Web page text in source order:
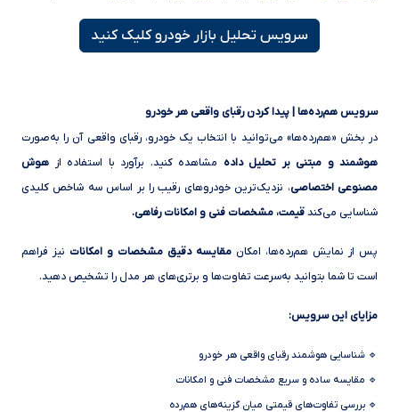
سرویس تحلیل بازار خودرو کلیک کنید
سرویس هم‌رده‌ها | پیدا کردن رقبای واقعی هر خودرو
در بخش «هم‌رده‌ها» می‌توانید با انتخاب یک خودرو، رقبای واقعی آن را به‌صورت
هوشمند و مبتنی بر تحلیل داده مشاهده کنید. برآورد با استفاده از هوش
مصنوعی اختصاصی، نزدیک‌ترین خودروهای رقیب را بر اساس سه شاخص کلیدی
شناسایی می‌کندقیمت، مشخصات فنی و امکانات رفاهی.
پس از نمایش هم‌رده‌ها، امکان مقایسه دقیق مشخصات و امکانات نیز فراهم
است تا شما بتوانید به‌سرعت تفاوت‌ها و برتری‌های هر مدل را تشخیص دهید.
مزایای این سرویس:
🔹 شناسایی هوشمند رقبای واقعی هر خودرو
🔹 مقایسه ساده و سریع مشخصات فنی و امکانات
🔹 بررسی تفاوت‌های قیمتی میان گزینه‌های هم‌رده